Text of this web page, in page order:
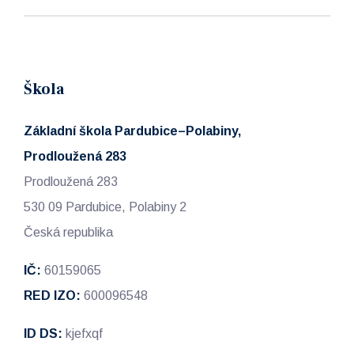
Škola
Základní škola Pardubice–Polabiny,
Prodloužená 283
Prodloužená 283
530 09 Pardubice, Polabiny 2
Česká republika
IČ: 60159065
RED IZO: 600096548
ID DS: kjefxqf